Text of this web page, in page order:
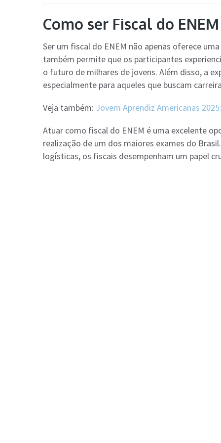
Como ser Fiscal do
Ser um fiscal do ENEM não apenas oferece
também permite que os participantes
o futuro de milhares de jovens. Além disso, a
especialmente para aqueles que buscam
Veja também: Jovem Aprendiz Americanas
Atuar como fiscal do ENEM é uma excelente
realização de um dos maiores exames do
logísticas, os fiscais desempenham um papel